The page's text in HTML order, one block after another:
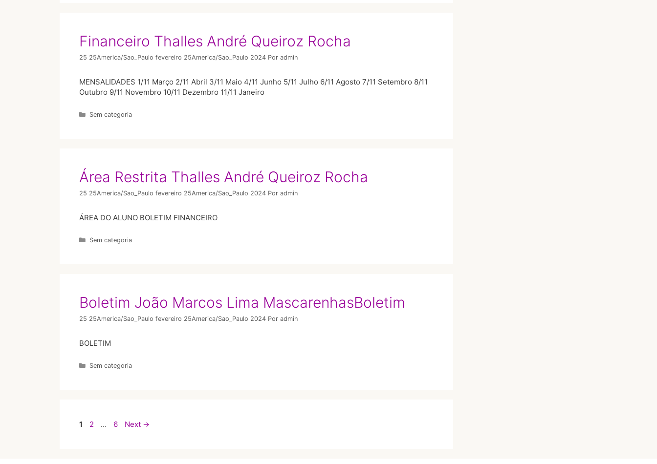
Financeiro Thalles André Queiroz Rocha
25 25America/Sao_Paulo fevereiro 25America/Sao_Paulo 2024 Por admin
MENSALIDADES 1/11 Março 2/11 Abril 3/11 Maio 4/11 Junho 5/11 Julho 6/11 Agosto 7/11 Setembro 8/11
Outubro 9/11 Novembro 10/11 Dezembro 11/11 Janeiro
Sem categoria
Área Restrita Thalles André Queiroz Rocha
25 25America/Sao_Paulo fevereiro 25America/Sao_Paulo 2024 Por admin
ÁREA DO ALUNO​ BOLETIM FINANCEIRO
Sem categoria
Boletim João Marcos Lima MascarenhasBoletim
25 25America/Sao_Paulo fevereiro 25America/Sao_Paulo 2024 Por admin
BOLETIM
Sem categoria
1 2 … 6 Next →